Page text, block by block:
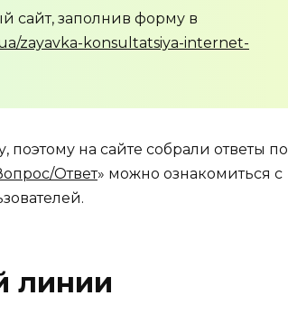
сайт, заполнив форму в
zayavka-konsultatsiya-internet-
на сайте собрали ответы по
Ответ» можно ознакомиться с
линии